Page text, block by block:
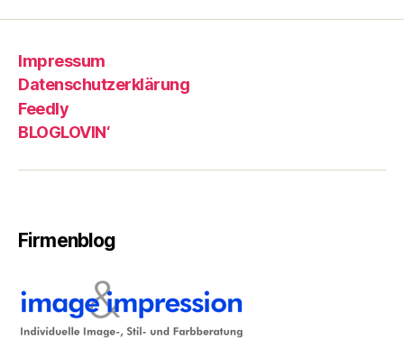
Beiträge
Impressum
Datenschutzerklärung
Feedly
BLOGLOVIN‘
Firmenblog